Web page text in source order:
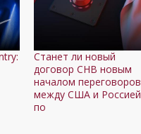
Станет ли новый
договор СНВ новым
началом переговоров
между США и Россией
по